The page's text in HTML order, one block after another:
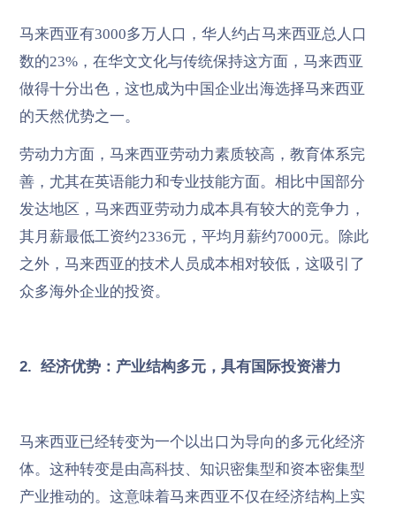
马来西亚有3000多万人口，华人约占马来西亚总人口
数的23%，在华文文化与传统保持这方面，马来西亚
做得十分出色，这也成为中国企业出海选择马来西亚
的天然优势之一。
劳动力方面，马来西亚劳动力素质较高，教育体系完
善，尤其在英语能力和专业技能方面。相比中国部分
发达地区，马来西亚劳动力成本具有较大的竞争力，
其月薪最低工资约2336元，平均月薪约7000元。除此
之外，马来西亚的技术人员成本相对较低，这吸引了
众多海外企业的投资。
2. 经济优势：产业结构多元，具有国际投资潜力
马来西亚已经转变为一个以出口为导向的多元化经济
体。这种转变是由高科技、知识密集型和资本密集型
产业推动的。这意味着马来西亚不仅在经济结构上实